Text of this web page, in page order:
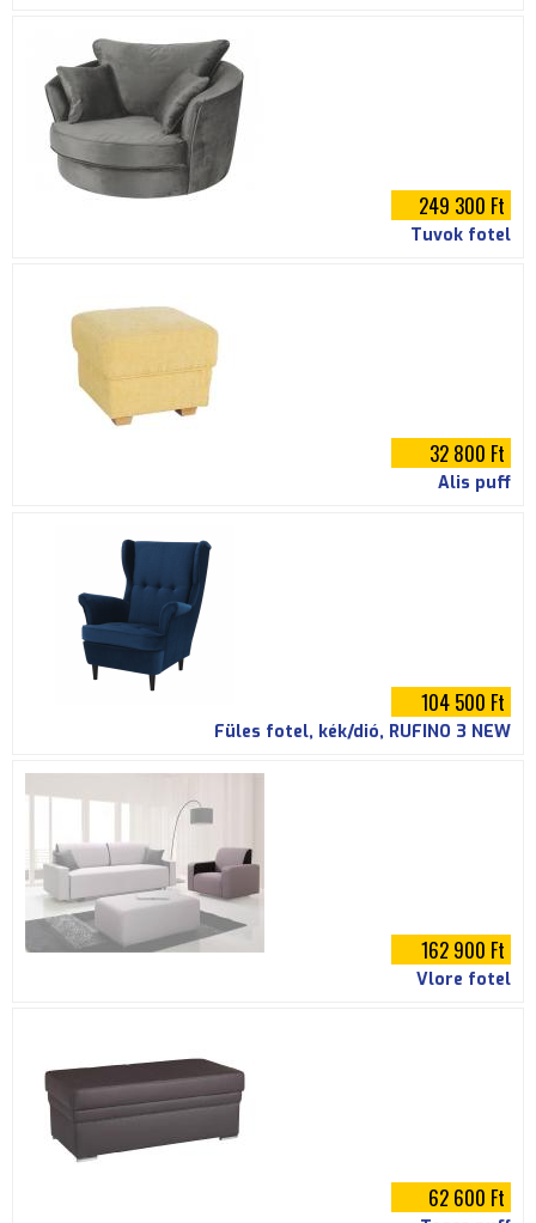
249 300 Ft
Tuvok fotel
32 800 Ft
Alis puff
104 500 Ft
Füles fotel, kék/dió, RUFINO 3 NEW
162 900 Ft
Vlore fotel
62 600 Ft